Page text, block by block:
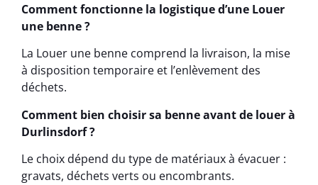
Comment fonctionne la logistique d’une Louer
une benne ?
La Louer une benne comprend la livraison, la mise
à disposition temporaire et l’enlèvement des
déchets.
Comment bien choisir sa benne avant de louer à
Durlinsdorf ?
Le choix dépend du type de matériaux à évacuer :
gravats, déchets verts ou encombrants.